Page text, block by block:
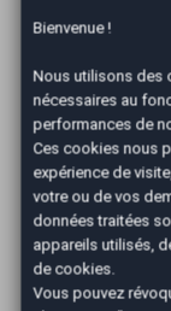
Bienvenue !
Nous utilisons des
nécessaires au
performances de
Ces cookies nous
expérience de
votre ou de vos
données traitées
appareils utilisés,
de cookies.
Vous pouvez